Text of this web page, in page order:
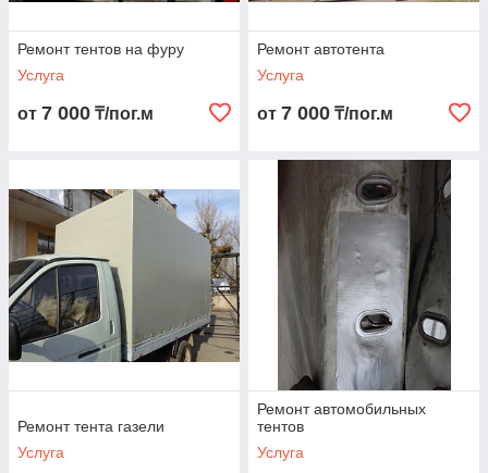
Ремонт тентов на фуру
Услуга
от 7 000 ₸/пог.м
Ремонт автотента
Услуга
от 7 000 ₸/пог.м
Ремонт тента газели
Услуга
Ремонт автомобильных
тентов
Услуга